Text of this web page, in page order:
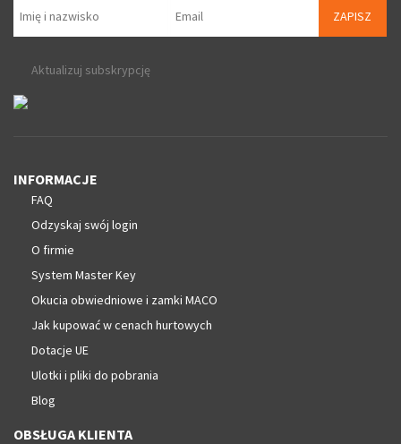
ZAPISZ
Aktualizuj subskrypcję
INFORMACJE
FAQ
Odzyskaj swój login
O firmie
System Master Key
Okucia obwiedniowe i zamki MACO
Jak kupować w cenach hurtowych
Dotacje UE
Ulotki i pliki do pobrania
Blog
OBSŁUGA KLIENTA